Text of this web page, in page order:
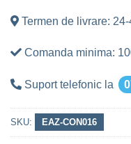
Termen de livrare: 24-
Comanda minima:
Suport telefonic la
SKU: EAZ-CON016